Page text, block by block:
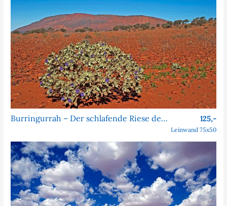
Burringurrah – Der schlafende Riese des Outbacks 125,-
Leinwand 75x50